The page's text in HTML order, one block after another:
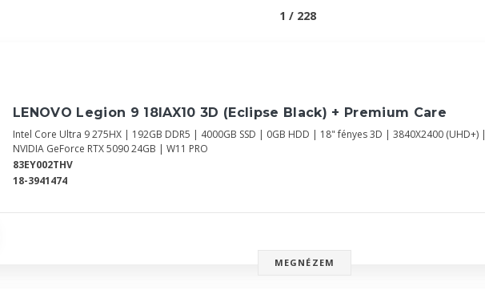
1 / 228
LENOVO Legion 9 18IAX10 3D (Eclipse Black) + Premium Care
Intel Core Ultra 9 275HX | 192GB DDR5 | 4000GB SSD | 0GB HDD | 18" fényes 3D | 3840X2400 (UHD+) |
NVIDIA GeForce RTX 5090 24GB | W11 PRO
83EY002THV
18-3941474
MEGNÉZEM